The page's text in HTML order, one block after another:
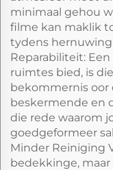
minimaal gehou
filme kan maklik
tydens
Reparabiliteit:
ruimtes bied, is
bekommernis oor
beskermende en
die rede waarom
goedgeformeer
Minder Reiniging
bedekkinge,